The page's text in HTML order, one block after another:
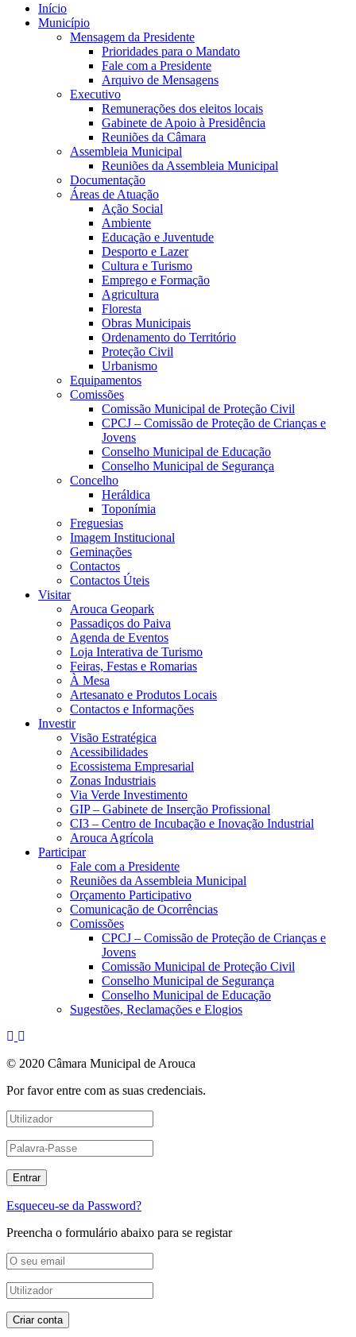
Início
Município
Mensagem da Presidente
Prioridades para o Mandato
Fale com a Presidente
Arquivo de Mensagens
Executivo
Remunerações dos eleitos locais
Gabinete de Apoio à Presidência
Reuniões da Câmara
Assembleia Municipal
Reuniões da Assembleia Municipal
Documentação
Áreas de Atuação
Ação Social
Ambiente
Educação e Juventude
Desporto e Lazer
Cultura e Turismo
Emprego e Formação
Agricultura
Floresta
Obras Municipais
Ordenamento do Território
Proteção Civil
Urbanismo
Equipamentos
Comissões
Comissão Municipal de Proteção Civil
CPCJ – Comissão de Proteção de Crianças e
Jovens
Conselho Municipal de Educação
Conselho Municipal de Segurança
Concelho
Heráldica
Toponímia
Freguesias
Imagem Institucional
Geminações
Contactos
Contactos Úteis
Visitar
Arouca Geopark
Passadiços do Paiva
Agenda de Eventos
Loja Interativa de Turismo
Feiras, Festas e Romarias
À Mesa
Artesanato e Produtos Locais
Contactos e Informações
Investir
Visão Estratégica
Acessibilidades
Ecossistema Empresarial
Zonas Industriais
Via Verde Investimento
GIP – Gabinete de Inserção Profissional
CI3 – Centro de Incubação e Inovação Industrial
Arouca Agrícola
Participar
Fale com a Presidente
Reuniões da Assembleia Municipal
Orçamento Participativo
Comunicação de Ocorrências
Comissões
CPCJ – Comissão de Proteção de Crianças e
Jovens
Comissão Municipal de Proteção Civil
Conselho Municipal de Segurança
Conselho Municipal de Educação
Sugestões, Reclamações e Elogios
© 2020 Câmara Municipal de Arouca
Por favor entre com as suas credenciais.
Esqueceu-se da Password?
Preencha o formulário abaixo para se registar